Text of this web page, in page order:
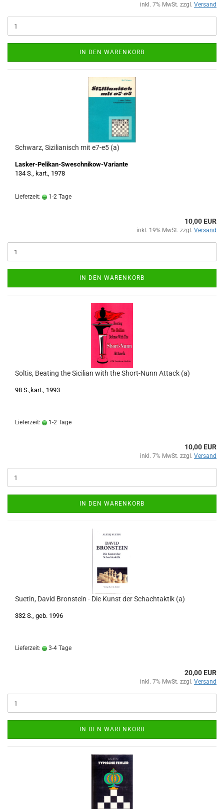
inkl. 7% MwSt. zzgl. Versand
IN DEN WARENKORB
Schwarz, Sizilianisch mit e7-e5 (a)
Lasker-Pelikan-Sweschnikow-Variante
134 S., kart., 1978
Lieferzeit: 1-2 Tage
10,00 EUR
inkl. 19% MwSt. zzgl. Versand
IN DEN WARENKORB
Soltis, Beating the Sicilian with the Short-Nunn Attack (a)
98 S.,kart., 1993
Lieferzeit: 1-2 Tage
10,00 EUR
inkl. 7% MwSt. zzgl. Versand
IN DEN WARENKORB
Suetin, David Bronstein - Die Kunst der Schachtaktik (a)
332 S., geb. 1996
Lieferzeit: 3-4 Tage
20,00 EUR
inkl. 7% MwSt. zzgl. Versand
IN DEN WARENKORB